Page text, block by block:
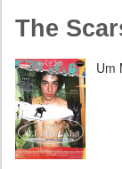
The
Um